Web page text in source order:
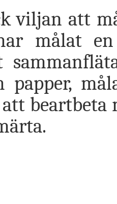
viljan att
målat
papper,
beartbeta